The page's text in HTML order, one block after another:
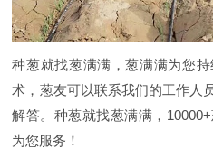
种葱就找葱满满，葱满满为您
术，葱友可以联系我们的工作人
解答。种葱就找葱满满，
为您服务！